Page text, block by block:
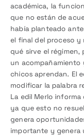
académica, la
que no están de
había planteado
el final del proceso y
qué sirve el
un acompañamiento
chicos aprendan. El
modificar la palabra
La edil Merlo
ya que esto no
genera
importante y genera